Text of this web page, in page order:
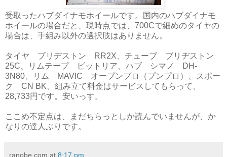
受取ったハブダイナモホイールです。国内のハブダイナモ
ホイールの場合だと、現時点では、700Cで細めのタイヤの
場合は、手組み以外の選択肢はありません。
タイヤ ブリヂストン RR2X、チューブ ブリヂストン
25C、リムテープ ビットリア、ハブ シマノ DH-
3N80、リム MAVIC オープンプロ（プンプロ）、スポー
ク CN BK、組み立て料金はサービスしてもらって、
28,733円です。安いっす。
ここめ不定点は、まだちらっとしか読んでいませんが、か
なりの達人ぶりです。
ranobe.com at 8:17 pm